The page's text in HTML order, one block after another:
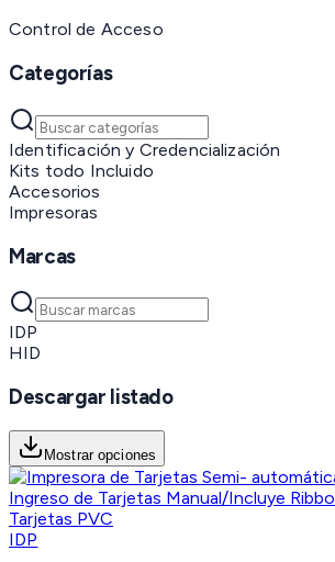
Control de Acceso
Categorías
Identificación y Credencialización
Kits todo Incluido
Accesorios
Impresoras
Marcas
IDP
HID
Descargar listado
Mostrar opciones
IDP